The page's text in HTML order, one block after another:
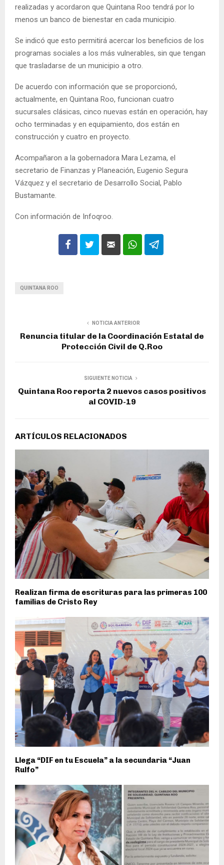
realizadas y acordaron que Quintana Roo tendrá por lo
menos un banco de bienestar en cada municipio.
Se indicó que esto permitirá acercar los beneficios de los
programas sociales a los más vulnerables, sin que tengan
que trasladarse de un municipio a otro.
De acuerdo con información que se proporcionó,
actualmente, en Quintana Roo, funcionan cuatro
sucursales clásicas, cinco nuevas están en operación, hay
ocho terminadas y en equipamiento, dos están en
construcción y cuatro en proyecto.
Acompañaron a la gobernadora Mara Lezama, el
secretario de Finanzas y Planeación, Eugenio Segura
Vázquez y el secretario de Desarrollo Social, Pablo
Bustamante.
Con información de Infoqroo.
QUINTANA ROO
NOTICIA ANTERIOR
Renuncia titular de la Coordinación Estatal de
Protección Civil de Q.Roo
SIGUIENTE NOTICIA
Quintana Roo reporta 2 nuevos casos positivos
al COVID-19
ARTÍCULOS RELACIONADOS
Realizan firma de escrituras para las primeras 100
familias de Cristo Rey
Llega “DIF en tu Escuela” a la secundaria “Juan
Rulfo”